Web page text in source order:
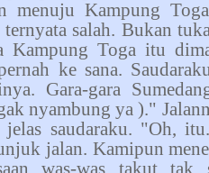
menuju Kampung
ternyata salah. Bukan
Kampung Toga itu
ke sana.
Gara-gara
nyambung ya )."
saudaraku. "Oh,
jalan. Kamipun
was-was takut